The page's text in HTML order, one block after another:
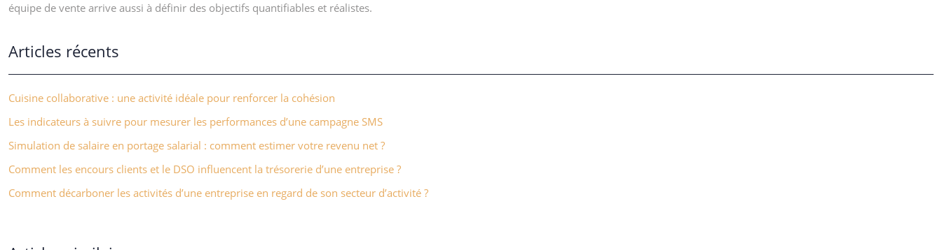
équipe de vente arrive aussi à définir des objectifs quantifiables et réalistes.
Articles récents
Cuisine collaborative : une activité idéale pour renforcer la cohésion
Les indicateurs à suivre pour mesurer les performances d’une campagne SMS
Simulation de salaire en portage salarial : comment estimer votre revenu net ?
Comment les encours clients et le DSO influencent la trésorerie d’une entreprise ?
Comment décarboner les activités d’une entreprise en regard de son secteur d’activité ?